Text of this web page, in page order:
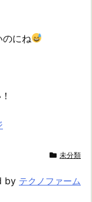
のにね
未分類
by テクノファーム